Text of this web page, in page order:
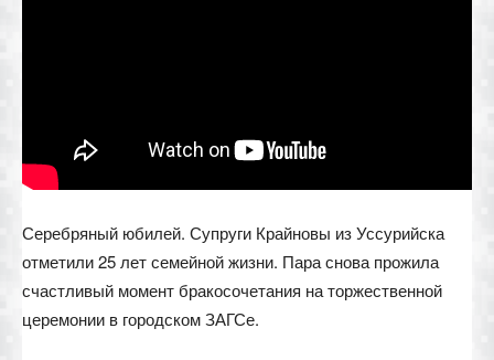
Серебряный юбилей. Супруги Крайновы из Уссурийска
отметили 25 лет семейной жизни. Пара снова прожила
счастливый момент бракосочетания на торжественной
церемонии в городском ЗАГСе.